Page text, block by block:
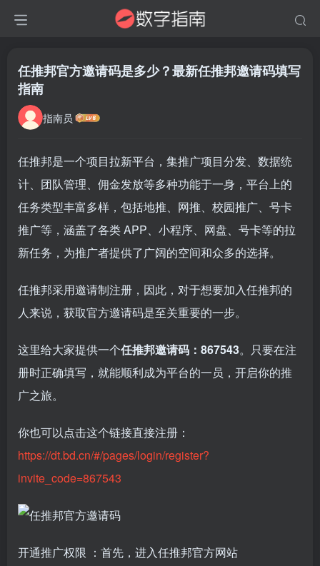
任推邦官方邀请码是多少？最新任推邦邀请码填写
指南
指南员
任推邦是一个项目拉新平台，集推广项目分发、数据统
计、团队管理、佣金发放等多种功能于一身，平台上的
任务类型丰富多样，包括地推、网推、校园推广、号卡
推广等，涵盖了各类 APP、小程序、网盘、号卡等的拉
新任务，为推广者提供了广阔的空间和众多的选择。
任推邦采用邀请制注册，因此，对于想要加入任推邦的
人来说，获取官方邀请码是至关重要的一步。
这里给大家提供一个任推邦邀请码：867543。只要在注
册时正确填写，就能顺利成为平台的一员，开启你的推
广之旅。
你也可以点击这个链接直接注册：
https://dt.bd.cn/#/pages/login/register?
invite_code=867543
开通推广权限 ：首先，进入任推邦官方网站